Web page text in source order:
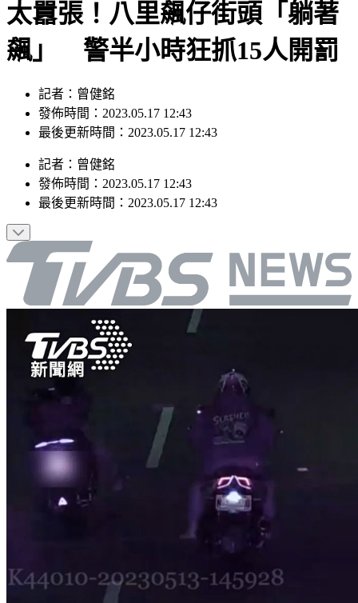
太囂張！八里飆仔街頭「躺著
飆」 警半小時狂抓15人開罰
記者：曾健銘
發佈時間：2023.05.17 12:43
記者：曾健銘
發佈時間：2023.05.17 12:43